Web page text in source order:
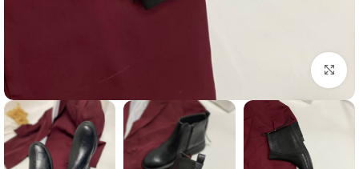
برای بزرگنمایی کلیک کنید